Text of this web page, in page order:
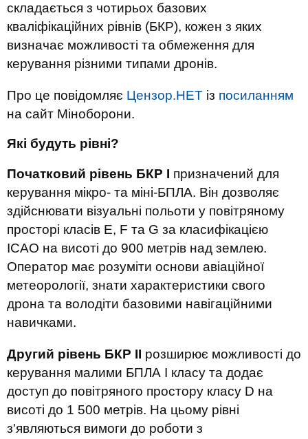
складається з чотирьох базових
кваліфікаційних рівнів (БКР), кожен з яких
визначає можливості та обмеження для
керування різними типами дронів.
Про це повідомляє Цензор.НЕТ із посиланням
на сайт Міноборони.
Які будуть рівні?
Початковий рівень БКР І призначений для
керування мікро- та міні-БПЛА. Він дозволяє
здійснювати візуальні польоти у повітряному
просторі класів E, F та G за класифікацією
ICAO на висоті до 900 метрів над землею.
Оператор має розуміти основи авіаційної
метеорології, знати характеристики свого
дрона та володіти базовими навігаційними
навичками.
Другий рівень БКР ІІ розширює можливості до
керування малими БПЛА І класу та додає
доступ до повітряного простору класу D на
висоті до 1 500 метрів. На цьому рівні
з'являються вимоги до роботи з